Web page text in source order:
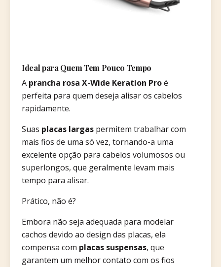
Ideal para Quem Tem Pouco Tempo
A prancha rosa X-Wide Keration Proé
perfeita para quem deseja alisar os cabelos
rapidamente.
Suas placas largas permitem trabalhar com
mais fios de uma só vez, tornando-a uma
excelente opção para cabelos volumosos ou
superlongos, que geralmente levam mais
tempo para alisar.
Prático, não é?
Embora não seja adequada para modelar
cachos devido ao design das placas, ela
compensa com placas suspensas, que
garantem um melhor contato com os fios